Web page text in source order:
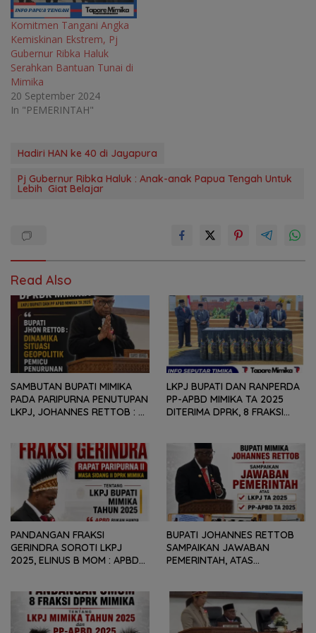
Komitmen Tangani Angka
Kemiskinan Ekstrem, Pj
Gubernur Ribka Haluk
Serahkan Bantuan Tunai di
Mimika
20 September 2024
In "PEMERINTAH"
Hadiri HAN ke 40 di Jayapura
Pj Gubernur Ribka Haluk : Anak-anak Papua Tengah Untuk
Lebih Giat Belajar
Read Also
SAMBUTAN BUPATI MIMIKA
PADA PARIPURNA PENUTUPAN
LKPJ, JOHANNES RETTOB :
PENURUNAN FISKAL DAERAH
LKPJ BUPATI DAN RANPERDA
PP-APBD MIMIKA TA 2025
DITERIMA DPRK, 8 FRAKSI
KEPADA PEMERINTAH DAERAH
PANDANGAN FRAKSI
GERINDRA SOROTI LKPJ
2025, ELINUS B MOM : APBD
TETAPI SEJAUH MANA
MAMPU MENJAWAB
KEBUTUHAN MASYARAKAT
BUPATI JOHANNES RETTOB
SAMPAIKAN JAWABAN
PEMERINTAH, ATAS
DAN RANPERDA PP- APBD
TAHUN ANGGARAN 2025